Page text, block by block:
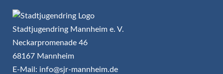
Stadtjugendring Mannheim e. V.
Neckarpromenade 46
68167 Mannheim
E-Mail: info@sjr-mannheim.de